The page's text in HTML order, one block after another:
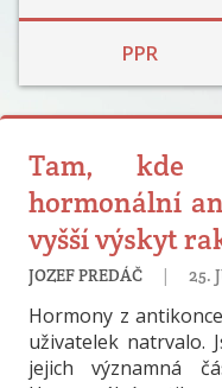
PPR
Tam, kde
hormonální
vyšší výskyt
JOZEF PREDÁČ |25.
Hormony z
uživatelek natrvalo.
jejich významná